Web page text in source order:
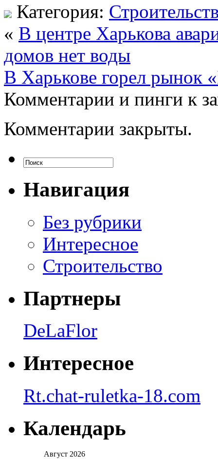
Категория:
« В центре Харькова
домов нет воды
В Харькове горел рынок
Комментарии и пинги к
Комментарии закрыты.
Навигация
Без рубрики
Интересное
Строительство
Партнеры
DeLaFlor
Интересное
Rt.chat-ruletka-18.com
Календарь
Август 2026